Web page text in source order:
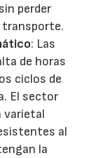
perder
transporte.
: Las
de horas
ciclos de
El sector
varietal
al
la